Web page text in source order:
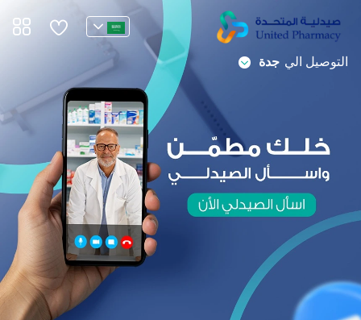
المحتوى
التوصيل الي جدة